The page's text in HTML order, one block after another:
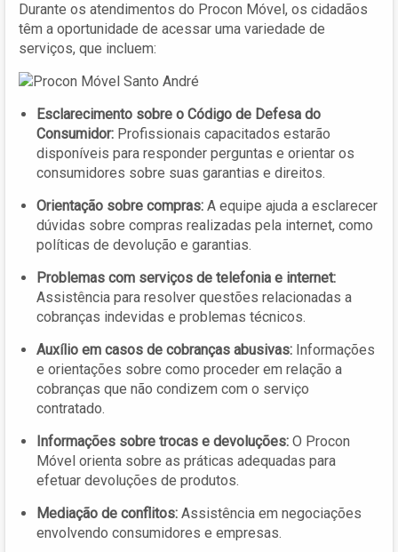
Durante os atendimentos do Procon Móvel, os cidadãos
têm a oportunidade de acessar uma variedade de
serviços, que incluem:
Esclarecimento sobre o Código de Defesa do
Consumidor: Profissionais capacitados estarão
disponíveis para responder perguntas e orientar os
consumidores sobre suas garantias e direitos.
Orientação sobre compras: A equipe ajuda a esclarecer
dúvidas sobre compras realizadas pela internet, como
políticas de devolução e garantias.
Problemas com serviços de telefonia e internet:
Assistência para resolver questões relacionadas a
cobranças indevidas e problemas técnicos.
Auxílio em casos de cobranças abusivas: Informações
e orientações sobre como proceder em relação a
cobranças que não condizem com o serviço
contratado.
Informações sobre trocas e devoluções: O Procon
Móvel orienta sobre as práticas adequadas para
efetuar devoluções de produtos.
Mediação de conflitos: Assistência em negociações
envolvendo consumidores e empresas.